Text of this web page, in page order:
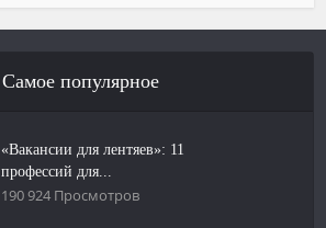
Самое популярное
«Вакансии для лентяев»: 11
профессий для...
190 924 Просмотров